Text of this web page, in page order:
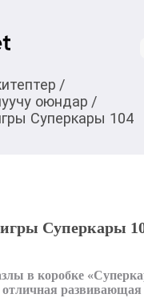
/
оюндар /
Суперкары 104
Суперкары
в коробке
развивающая